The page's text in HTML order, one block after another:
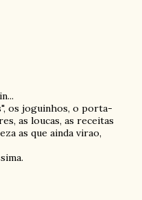
os joguinhos, o porta-
as loucas, as receitas
as que ainda virao,